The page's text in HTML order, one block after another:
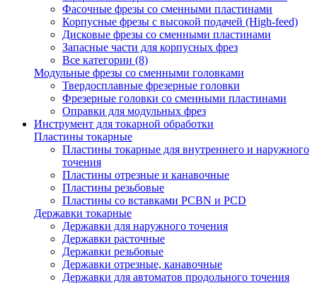
Фасочные фрезы со сменными пластинами
Корпусные фрезы с высокой подачей (High-feed)
Дисковые фрезы со сменными пластинами
Запасные части для корпусных фрез
Все категории (8)
Модульные фрезы со сменными головками
Твердосплавные фрезерные головки
Фрезерные головки со сменными пластинами
Оправки для модульных фрез
Инструмент для токарной обработки
Пластины токарные
Пластины токарные для внутреннего и наружного
точения
Пластины отрезные и канавочные
Пластины резьбовые
Пластины со вставками PCBN и PCD
Державки токарные
Державки для наружного точения
Державки расточные
Державки резьбовые
Державки отрезные, канавочные
Державки для автоматов продольного точения